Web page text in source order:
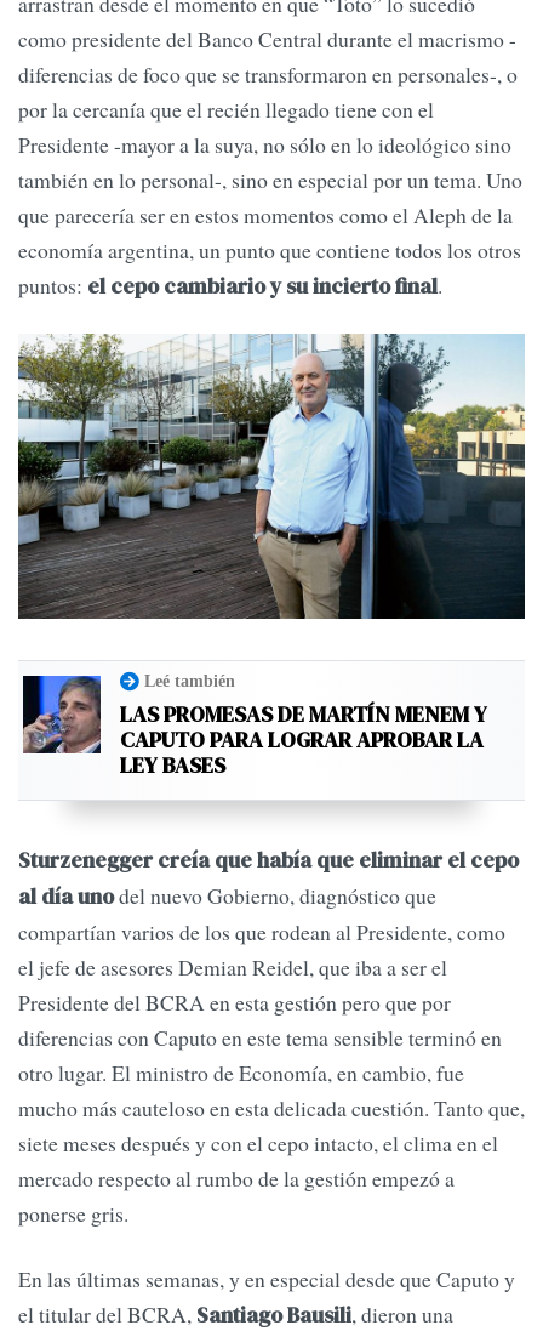
como presidente del Banco Central durante el macrismo -
diferencias de foco que se transformaron en personales-, o
por la cercanía que el recién llegado tiene con el
Presidente -mayor a la suya, no sólo en lo ideológico sino
también en lo personal-, sino en especial por un tema. Uno
que parecería ser en estos momentos como el Aleph de la
economía argentina, un punto que contiene todos los otros
puntos: el cepo cambiario y su incierto final.
Leé también
LAS PROMESAS DE MARTÍN MENEM Y
CAPUTO PARA LOGRAR APROBAR LA
LEY BASES
Sturzenegger creía que había que eliminar el cepo
al día unodel nuevo Gobierno, diagnóstico que
compartían varios de los que rodean al Presidente, como
el jefe de asesores Demian Reidel, que iba a ser el
Presidente del BCRA en esta gestión pero que por
diferencias con Caputo en este tema sensible terminó en
otro lugar. El ministro de Economía, en cambio, fue
mucho más cauteloso en esta delicada cuestión. Tanto que,
siete meses después y con el cepo intacto, el clima en el
mercado respecto al rumbo de la gestión empezó a
ponerse gris.
En las últimas semanas, y en especial desde que Caputo y
el titular del BCRA, Santiago Bausili, dieron una